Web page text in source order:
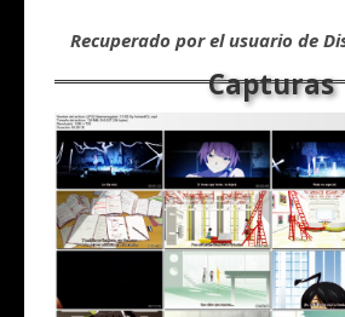
Recuperado por el usuario de